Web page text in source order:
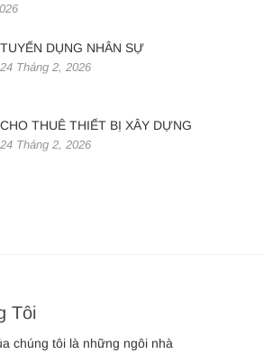
TUYỂN DỤNG NHÂN SỰ
24 Tháng 2, 2026
CHO THUÊ THIẾT BỊ XÂY DỰNG
24 Tháng 2, 2026
Tôi
chúng tôi là những ngôi nhà